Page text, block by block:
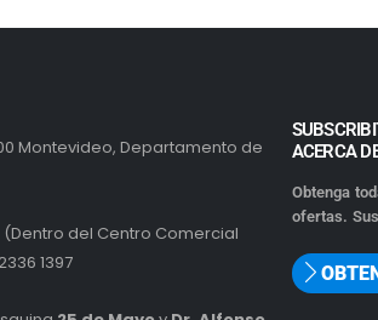
Montevideo, Departamento de
(Dentro del Centro Comercial
1397
ACERCA
Obtenga
ofertas.